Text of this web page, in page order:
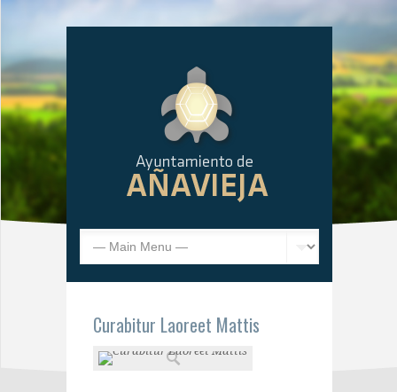
Curabitur Laoreet Mattis